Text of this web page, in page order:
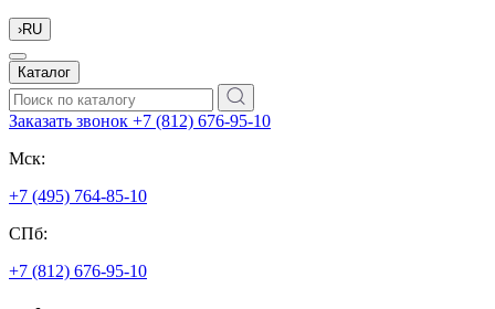
›RU
Каталог
Заказать звонок +7 (812) 676-95-10
Мск:
+7 (495) 764-85-10
СПб:
+7 (812) 676-95-10